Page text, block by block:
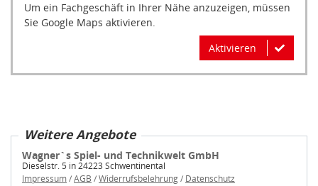
Um ein Fachgeschäft in Ihrer Nähe anzuzeigen, müssen
Sie Google Maps aktivieren.
Aktivieren
Weitere Angebote
Wagner`s Spiel- und Technikwelt GmbH
Dieselstr. 5 in 24223 Schwentinental
Impressum/AGB /Widerrufsbelehrung/ Datenschutz